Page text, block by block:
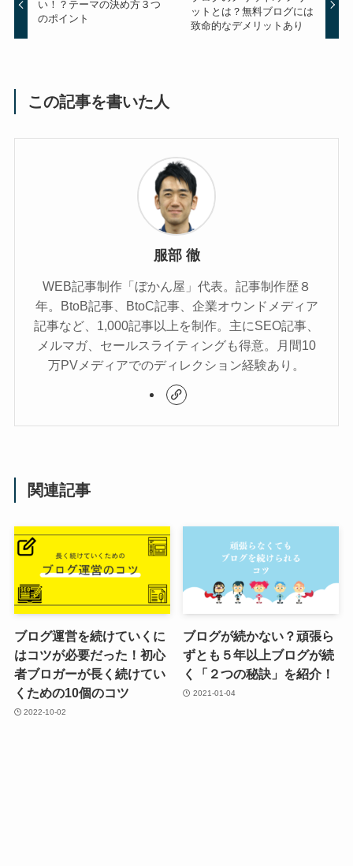
い！？テーマの決め方３つ
のポイント
ットとは？無料ブログには
致命的なデメリットあり
この記事を書いた人
服部 徹
WEB記事制作「ぼかん屋」代表。記事制作歴８
年。BtoB記事、BtoC記事、企業オウンドメディア
記事など、1,000記事以上を制作。主にSEO記事、
メルマガ、セールスライティングも得意。月間10
万PVメディアでのディレクション経験あり。
関連記事
ブログ運営を続けていくに
はコツが必要だった！初心
者ブロガーが長く続けてい
くための10個のコツ
2022-10-02
ブログが続かない？頑張ら
ずとも５年以上ブログが続
く「２つの秘訣」を紹介！
2021-01-04